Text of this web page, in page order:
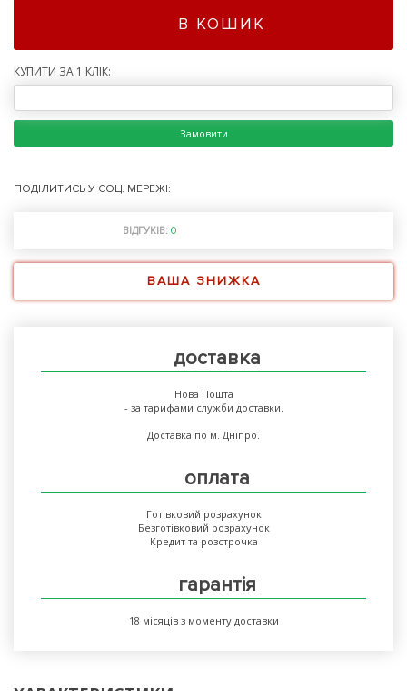
В КОШИК
КУПИТИ ЗА 1 КЛІК:
Замовити
ПОДІЛИТИСЬ У СОЦ. МЕРЕЖІ:
ВІДГУКІВ: 0
ВАША ЗНИЖКА
доставка
Нова Пошта
- за тарифами служби доставки.
Доставка по м. Дніпро.
оплата
Готівковий розрахунок
Безготівковий розрахунок
Кредит та розстрочка
гарантія
18 місяців з моменту доставки